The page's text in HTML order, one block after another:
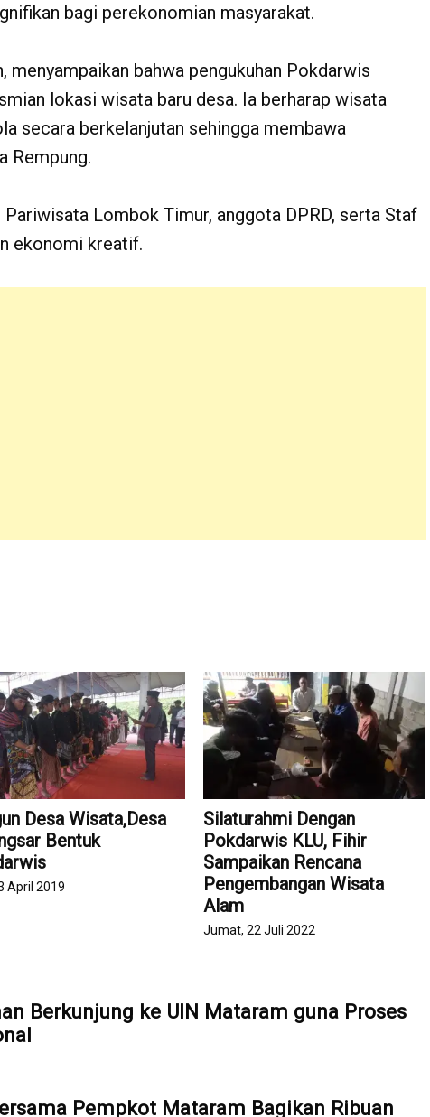
bagi perekonomian masyarakat.
menyampaikan bahwa pengukuhan Pokdarwis
lokasi wisata baru desa. Ia berharap wisata
secara berkelanjutan sehingga membawa
Rempung.
Lombok Timur, anggota DPRD, serta Staf
ekonomi kreatif.
Desa Wisata,Desa
Bentuk
April 2019
Silaturahmi Dengan
Pokdarwis KLU, Fihir
Sampaikan Rencana
Pengembangan Wisata
Alam
Jumat, 22 Juli 2022
Berkunjung ke UIN Mataram guna Proses
Pempkot Mataram Bagikan Ribuan